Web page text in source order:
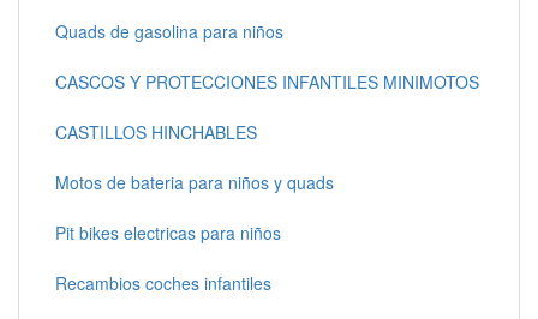
Quads de gasolina para niños
CASCOS Y PROTECCIONES INFANTILES MINIMOTOS
CASTILLOS HINCHABLES
Motos de bateria para niños y quads
Pit bikes electricas para niños
Recambios coches infantiles